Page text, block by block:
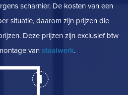
scharnier. De kosten van een
situatie, daarom zijn prijzen die
Deze prijzen zijn exclusief btw
vanstaalwerk.